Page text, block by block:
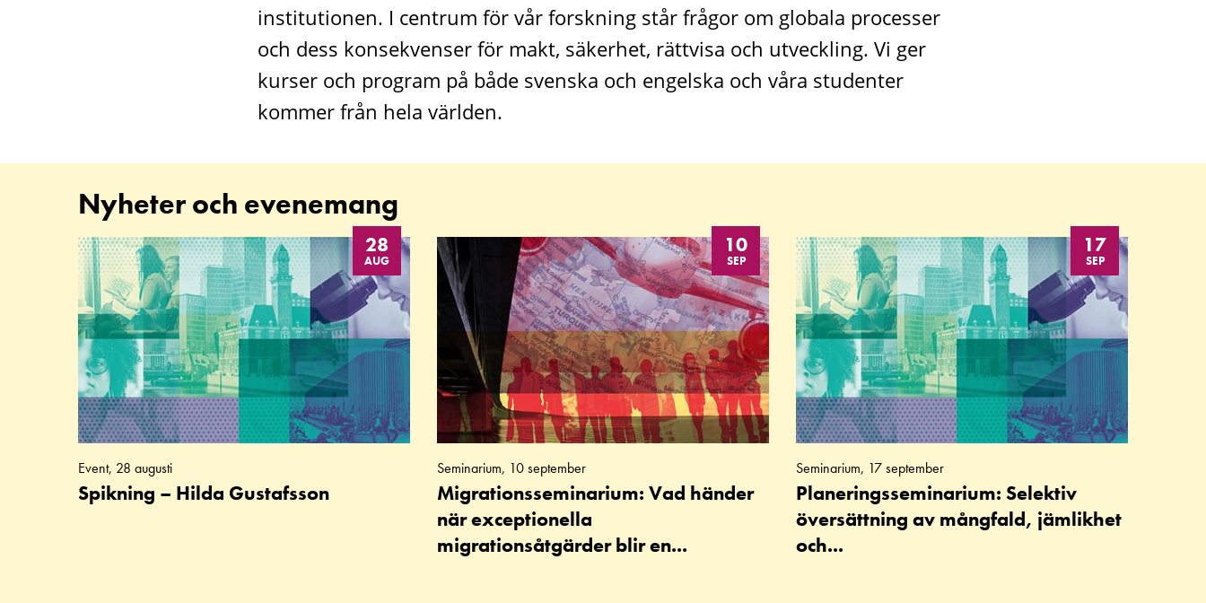
institutionen. I centrum för vår forskning står frågor om globala processer
och dess konsekvenser för makt, säkerhet, rättvisa och utveckling. Vi ger
kurser och program på både svenska och engelska och våra studenter
kommer från hela världen.
Nyheter och evenemang
28
AUG
Event, 28 augusti
Spikning – Hilda Gustafsson
10
SEP
Seminarium, 10 september
Migrationsseminarium: Vad händer
när exceptionella
migrationsåtgärder blir en...
17
SEP
Seminarium, 17 september
Planeringsseminarium: Selektiv
översättning av mångfald, jämlikhet
och...